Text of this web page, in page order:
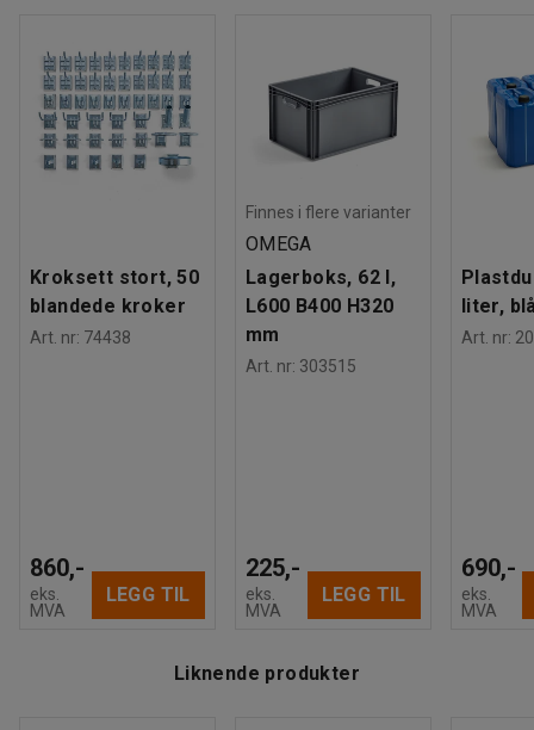
Hjul: Uten brems
Hjultype: 4 svingbare
Dekktype Massivgummi
Hullmønster
11 mm
Vekt
36,85
Kroksett stort, 50
blandede kroker
Art. nr: 74438
860,-
eks.
MVA
LEGG TIL
Finnes i flere varianter
OMEGA
Lagerboks, 62 l,
L600 B400 H320
mm
Art. nr: 303515
225,-
eks.
MVA
LEGG TIL
liter,
Art. nr:
690,-
eks.
MVA
Liknende produkter